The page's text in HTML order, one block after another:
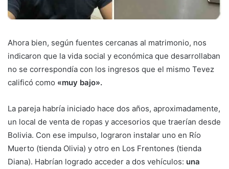
Ahora bien, según fuentes cercanas al matrimonio, nos
indicaron que la vida social y económica que desarrollaban
no se correspondía con los ingresos que el mismo Tevez
calificó como «muy bajo».
La pareja habría iniciado hace dos años, aproximadamente,
un local de venta de ropas y accesorios que traerían desde
Bolivia. Con ese impulso, lograron instalar uno en Río
Muerto (tienda Olivia) y otro en Los Frentones (tienda
Diana). Habrían logrado acceder a dos vehículos: una